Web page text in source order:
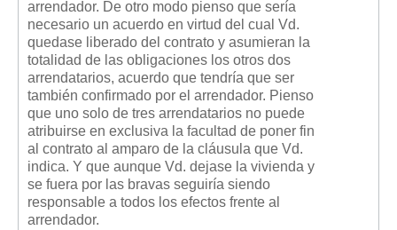
arrendador. De otro modo pienso que sería
necesario un acuerdo en virtud del cual Vd.
quedase liberado del contrato y asumieran la
totalidad de las obligaciones los otros dos
arrendatarios, acuerdo que tendría que ser
también confirmado por el arrendador. Pienso
que uno solo de tres arrendatarios no puede
atribuirse en exclusiva la facultad de poner fin
al contrato al amparo de la cláusula que Vd.
indica. Y que aunque Vd. dejase la vivienda y
se fuera por las bravas seguiría siendo
responsable a todos los efectos frente al
arrendador.